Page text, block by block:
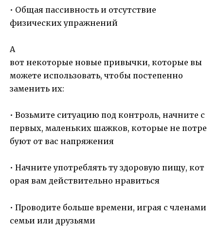
• Общая пассивность и отсутствие
физических упражнений
А
вот некоторые новые привычки, которые вы
можете использовать, чтобы постепенно
заменить их:
• Возьмите ситуацию под контроль, начните с
первых, маленьких шажков, которые не потре
буют от вас напряжения
• Начните употреблять ту здоровую пищу, кот
орая вам действительно нравиться
• Проводите больше времени, играя с членами
семьи или друзьями